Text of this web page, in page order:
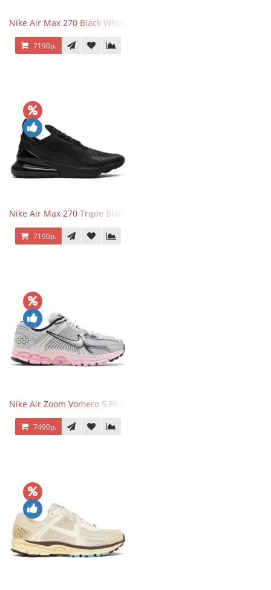
Nike Air Max 270 Black White
7190р.
Nike Air Max 270 Triple Black
7190р.
Nike Air Zoom Vomero 5 Photon Dust Pink Foam
7490р.